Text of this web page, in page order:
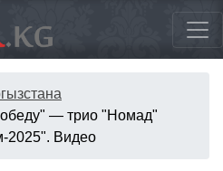
— трио "Номад"
2025". Видео